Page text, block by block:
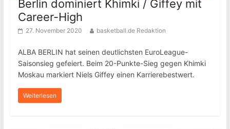
Berlin dominiert Khimki / Giffey mit
Career-High
27. November 2020 basketball.de Redaktion
ALBA BERLIN hat seinen deutlichsten EuroLeague-
Saisonsieg gefeiert. Beim 20-Punkte-Sieg gegen Khimki
Moskau markiert Niels Giffey einen Karrierebestwert.
Weiterlesen